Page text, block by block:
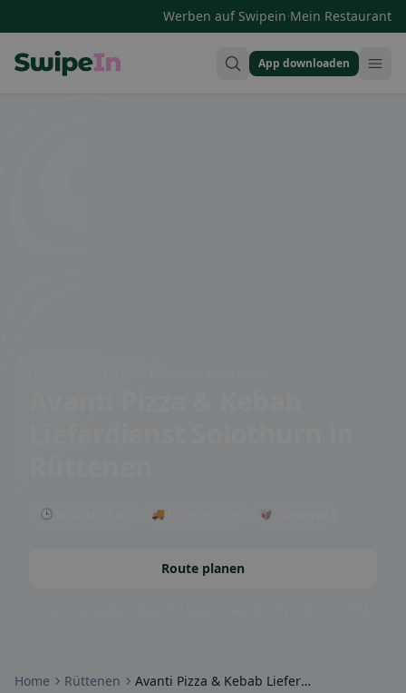
Werben auf Swipein·Mein Restaurant
App downloaden
🕒 Jetzt geöffnet 🚚 Lieferservice 🥡 Takeaway
Route planen
Home Rüttenen Avanti Pizza & Kebab Lieferdienst Solothurn